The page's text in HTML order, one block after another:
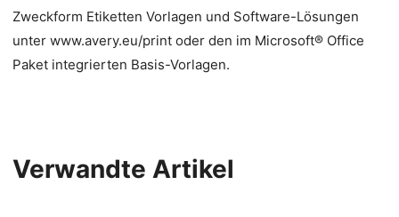
Zweckform Etiketten Vorlagen und Software-Lösungen
unter www.avery.eu/print oder den im Microsoft® Office
Paket integrierten Basis-Vorlagen.
Verwandte Artikel